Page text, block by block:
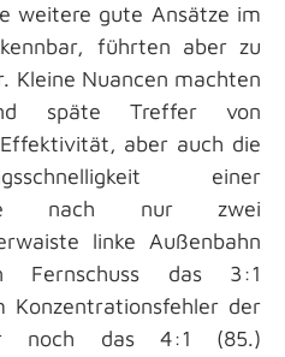
weitere gute Ansätze im
führten aber zu
Kleine Nuancen machten
späte Treffer von
aber auch die
einer
die nach nur zwei
linke Außenbahn
Fernschuss das 3:1
Konzentrationsfehler der
noch das 4:1 (85.)